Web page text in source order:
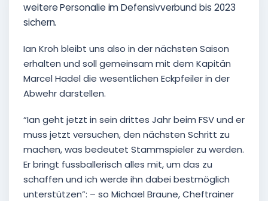
weitere Personalie im Defensivverbund bis 2023
sichern.
Ian Kroh bleibt uns also in der nächsten Saison
erhalten und soll gemeinsam mit dem Kapitän
Marcel Hadel die wesentlichen Eckpfeiler in der
Abwehr darstellen.
“Ian geht jetzt in sein drittes Jahr beim FSV und er
muss jetzt versuchen, den nächsten Schritt zu
machen, was bedeutet Stammspieler zu werden.
Er bringt fussballerisch alles mit, um das zu
schaffen und ich werde ihn dabei bestmöglich
unterstützen”: – so Michael Braune, Cheftrainer